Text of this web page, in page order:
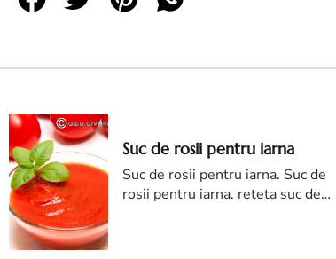
Suc de rosii pentru iarna
Suc de rosii pentru iarna. Suc de
rosii pentru iarna. reteta suc de